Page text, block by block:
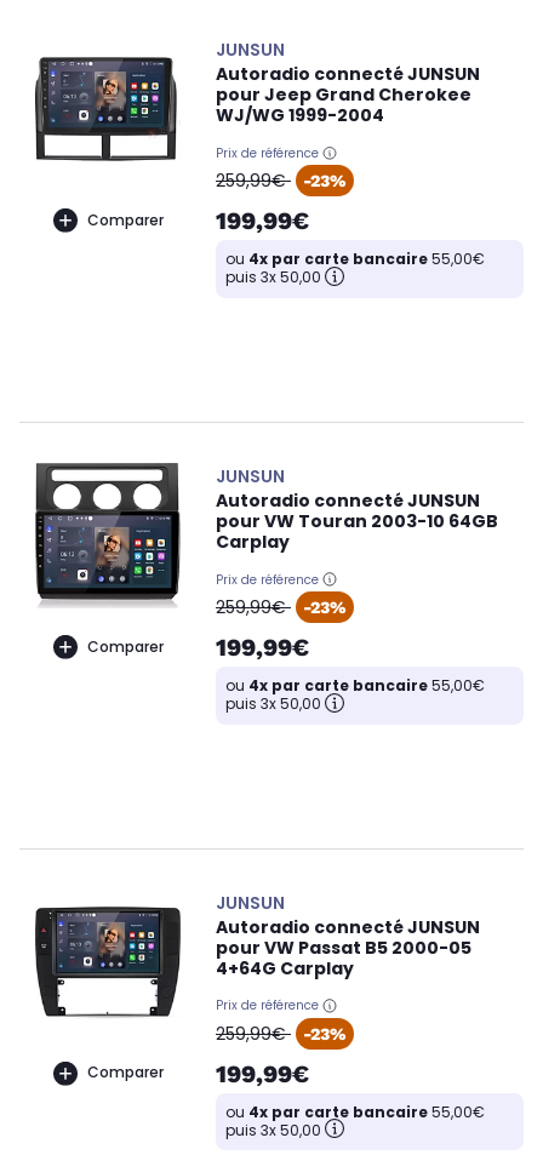
Comparer
JUNSUN
Autoradio connecté JUNSUN
pour Jeep Grand Cherokee
WJ/WG 1999-2004
Prix de référence
oldPrice
259,99€ -23%
199,99€
ou 4x par carte bancaire55,00€
puis 3x 50,00
Comparer
JUNSUN
Autoradio connecté JUNSUN
pour VW Touran 2003-10 64GB
Carplay
Prix de référence
oldPrice
259,99€ -23%
199,99€
ou 4x par carte bancaire55,00€
puis 3x 50,00
Comparer
JUNSUN
Autoradio connecté JUNSUN
pour VW Passat B5 2000-05
4+64G Carplay
Prix de référence
oldPrice
259,99€ -23%
199,99€
ou 4x par carte bancaire55,00€
puis 3x 50,00